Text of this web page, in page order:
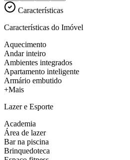
Características
Características do Imóvel
Aquecimento
Andar inteiro
Ambientes integrados
Apartamento inteligente
Armário embutido
+Mais
Lazer e Esporte
Academia
Área de lazer
Bar na piscina
Brinquedoteca